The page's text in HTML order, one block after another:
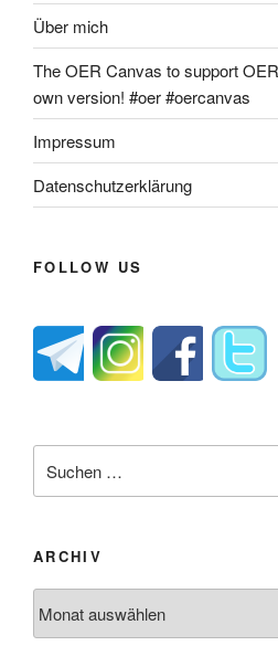
Über mich
The OER Canvas to support
own version! #oer #oercanvas
Impressum
Datenschutzerklärung
FOLLOW US
nach:
ARCHIV